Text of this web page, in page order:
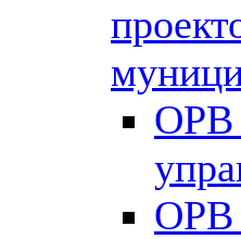
ОРВ
ОРВ